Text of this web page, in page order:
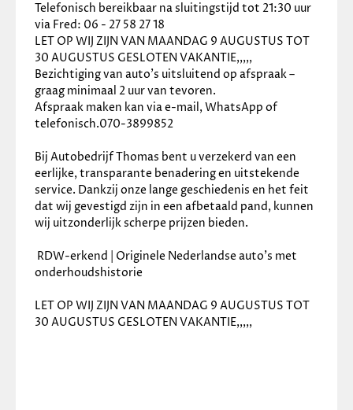
Telefonisch bereikbaar na sluitingstijd tot 21:30 uur
via Fred: 06 - 27 58 27 18
LET OP WIJ ZIJN VAN MAANDAG 9 AUGUSTUS TOT
30 AUGUSTUS GESLOTEN VAKANTIE,,,,,
Bezichtiging van auto’s uitsluitend op afspraak –
graag minimaal 2 uur van tevoren.
Afspraak maken kan via e-mail, WhatsApp of
telefonisch.070-3899852
Bij Autobedrijf Thomas bent u verzekerd van een
eerlijke, transparante benadering en uitstekende
service. Dankzij onze lange geschiedenis en het feit
dat wij gevestigd zijn in een afbetaald pand, kunnen
wij uitzonderlijk scherpe prijzen bieden.
onderhoudshistorie
LET OP WIJ ZIJN VAN MAANDAG 9 AUGUSTUS TOT
30 AUGUSTUS GESLOTEN VAKANTIE,,,,,